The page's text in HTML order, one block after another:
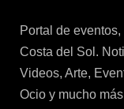
Portal de
Costa del Sol.
Videos, Arte,
Ocio y mucho